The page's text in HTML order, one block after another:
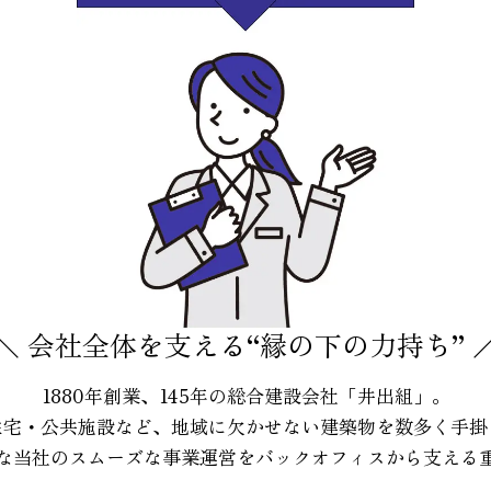
会社全体を支える“縁の下の力持ち”
1880年創業、145年の総合建設会社「井出組」。
・公共施設など、地域に欠かせない建築物を数多く手
当社のスムーズな事業運営をバックオフィスから支える